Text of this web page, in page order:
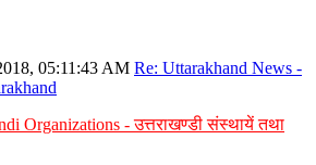
05:11:43 AM Re: Uttarakhand News -
Organizations - उत्तराखण्डी संस्थायें तथा